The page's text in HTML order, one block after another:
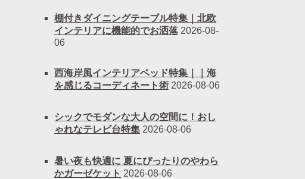
棚付きダイニングテーブル特集｜北欧
インテリアに機能的でお洒落 2026-08-
06
西海岸風インテリアベッド特集｜｜海
を感じるコーディネート術 2026-08-06
シックでモダンな大人の空間に！おし
ゃれなテレビ台特集 2026-08-06
暑い夜も快適に 夏にぴったりのやわら
かガーゼケット 2026-08-06